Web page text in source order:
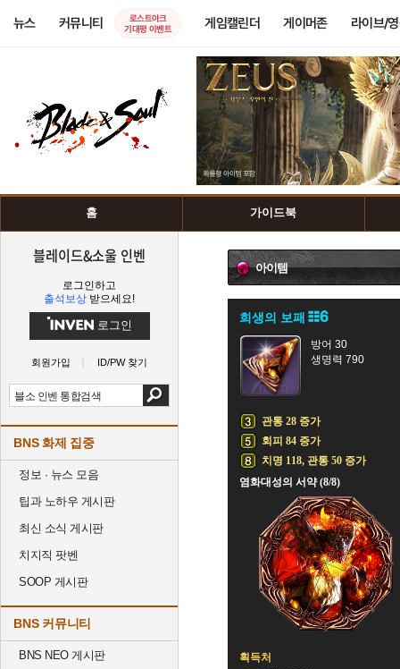
뉴스 커뮤니티
로스트아크
기대평 이벤트
게임캘린더 게이머존 라이브/
홈 가이드북
블레이드&소울 인벤
로그인하고
출석보상 받으세요!
로그인
회원가입 ID/PW 찾기
BNS 화제 집중
정보 · 뉴스 모음
팁과 노하우 게시판
최신 소식 게시판
치지직 팟벤
SOOP 게시판
BNS 커뮤니티
BNS NEO 게시판
아이템
희생의 보패
방어 30
생명력 790
관통 28 증가
회피 84 증가
치명 118, 관통 50 증가
염화대성의 서약 (8/8)
획득처